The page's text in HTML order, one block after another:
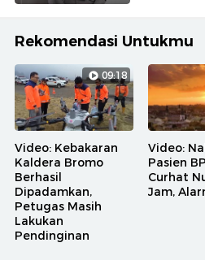
Rekomendasi Untukmu
09:18
Video: Kebakaran
Kaldera Bromo
Berhasil
Dipadamkan,
Petugas Masih
Lakukan
Pendinginan
Video:
Pasien
Curhat
Jam,